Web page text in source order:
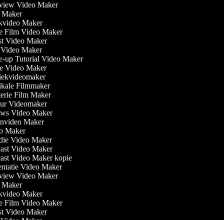
Video Maker
Maker
Film Video Maker
Video Maker
Maker
up Tutorial Video Maker
Video Maker
Filmmaker
Film Maker
Videomaker
Video Maker
Maker
Maker
Video Maker
Video Maker
Video Maker kopie
Video Maker
Video Maker
Maker
Film Video Maker
Video Maker